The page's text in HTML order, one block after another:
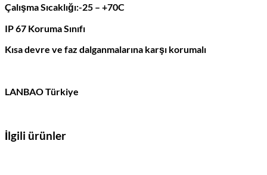
Çalışma Sıcaklığı:-25 – +70C
IP 67 Koruma Sınıfı
Kısa devre ve faz dalganmalarına karşı korumalı
LANBAO Türkiye
İlgili ürünler